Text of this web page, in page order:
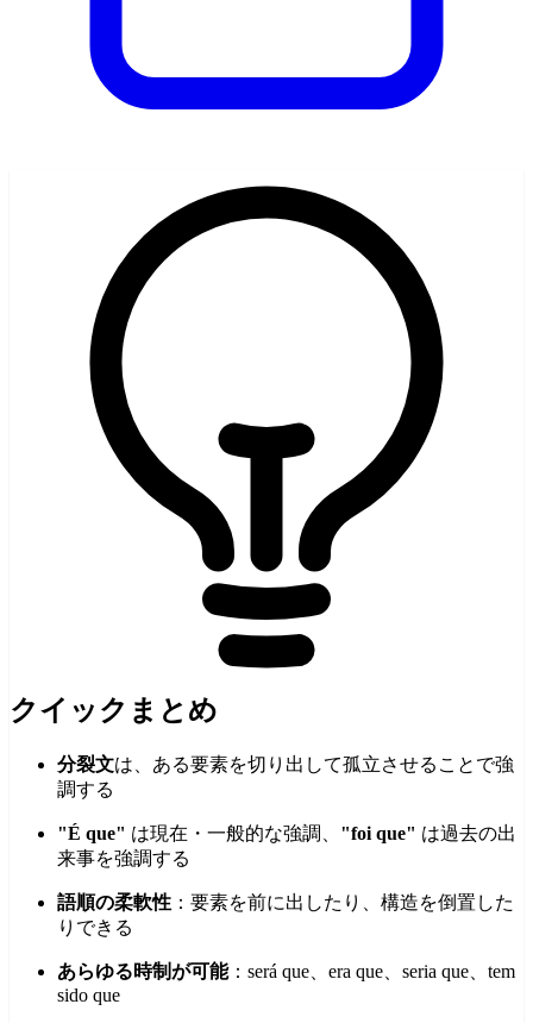
クイックまとめ
分裂文は、ある要素を切り出して孤立させることで強
調する
"É que" は現在・一般的な強調、 "foi que" は過去の出
来事を強調する
語順の柔軟性 ：要素を前に出したり、構造を倒置した
りできる
あらゆる時制が可能：será que、era que、seria que、tem
sido que